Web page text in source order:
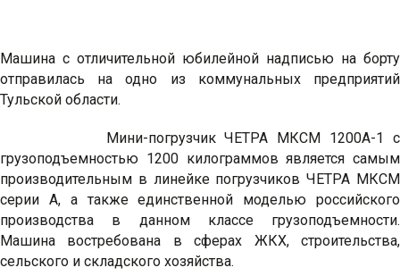
Машина с отличительной юбилейной надписью на борту
отправилась на одно из коммунальных предприятий
Тульской области.
Мини-погрузчик ЧЕТРА МКСМ 1200А-1 с
грузоподъемностью 1200 килограммов является самым
производительным в линейке погрузчиков ЧЕТРА МКСМ
серии А, а также единственной моделью российского
производства в данном классе грузоподъемности.
Машина востребована в сферах ЖКХ, строительства,
сельского и складского хозяйства.